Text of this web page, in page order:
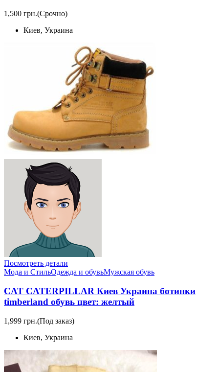
1,500 грн.(Срочно)
Киев, Украина
Посмотреть детали
Мода и СтильОдежда и обувьМужская обувь
CAT CATERPILLAR Киев Украина ботинки
timberland обувь цвет: желтый
1,999 грн.(Под заказ)
Киев, Украина